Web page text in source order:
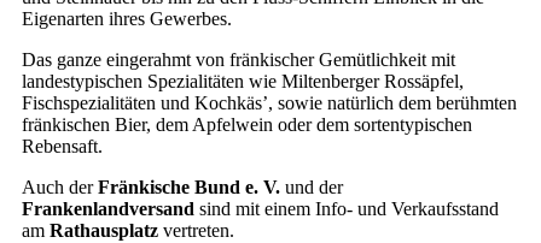
Eigenarten ihres Gewerbes.
Das ganze eingerahmt von fränkischer Gemütlichkeit mit
landestypischen Spezialitäten wie Miltenberger Rossäpfel,
Fischspezialitäten und Kochkäs’, sowie natürlich dem berühmten
fränkischen Bier, dem Apfelwein oder dem sortentypischen
Rebensaft.
Auch derFränkische Bund e. V.und der
Frankenlandversand sind mit einem Info- und Verkaufsstand
am Rathausplatzvertreten.